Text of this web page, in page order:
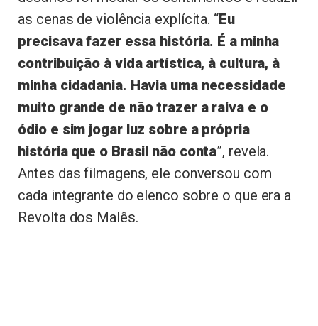
as cenas de violência explícita. “Eu
precisava fazer essa história. É a minha
contribuição à vida artística, à cultura, à
minha cidadania. Havia uma necessidade
muito grande de não trazer a raiva e o
ódio e sim jogar luz sobre a própria
história que o Brasil não conta”, revela.
Antes das filmagens, ele conversou com
cada integrante do elenco sobre o que era a
Revolta dos Malês.